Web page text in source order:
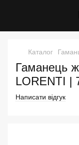
Каталог
Гаманець
LORENTI |
Написати відгук